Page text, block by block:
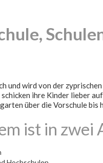
und wird von der
ihre Kinder lieber
über die Vorschule bis
ist in